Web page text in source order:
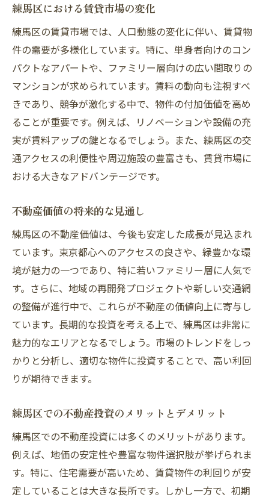
住民ニーズに応える物件提供
ローン返済計画の見直しと最適化
成功事例から学ぶ利回り改善策
不動産投資で練馬区の魅力を最大限に引き出す
方法
練馬区の住環境と自然の魅力を活用する
文化施設と地域イベントを活かしたマーケ
ティング
地域のブランド価値を高める施策
地域住民とのコミュニケーションの強化
地域密着型の不動産運営手法
練馬区での不動産投資で注意すべきリスクとそ
の回避法
法規制の変更とその影響を事前に把握する
自然災害リスクとその対策
賃貸トラブルの防止と解決策
投資詐欺の見抜き方と予防策
空室リスクとその低減方法
不動産利回りを最大化するための練馬区の地域
特性活用法
地域特有の魅力を活かした投資アプローチ
交通インフラの発展と不動産価値の関連性
教育機関の充実度を利用した賃貸需要の創
練馬区における賃貸市場の変化
練馬区の賃貸市場では、人口動態の変化に伴い、賃貸物
件の需要が多様化しています。特に、単身者向けのコン
パクトなアパートや、ファミリー層向けの広い間取りの
マンションが求められています。賃料の動向も注視すべ
きであり、競争が激化する中で、物件の付加価値を高め
ることが重要です。例えば、リノベーションや設備の充
実が賃料アップの鍵となるでしょう。また、練馬区の交
通アクセスの利便性や周辺施設の豊富さも、賃貸市場に
おける大きなアドバンテージです。
不動産価値の将来的な見通し
練馬区の不動産価値は、今後も安定した成長が見込まれ
ています。東京都心へのアクセスの良さや、緑豊かな環
境が魅力の一つであり、特に若いファミリー層に人気で
す。さらに、地域の再開発プロジェクトや新しい交通網
の整備が進行中で、これらが不動産の価値向上に寄与し
ています。長期的な投資を考える上で、練馬区は非常に
魅力的なエリアとなるでしょう。市場のトレンドをしっ
かりと分析し、適切な物件に投資することで、高い利回
りが期待できます。
練馬区での不動産投資のメリットとデメリット
練馬区での不動産投資には多くのメリットがあります。
例えば、地価の安定性や豊富な物件選択肢が挙げられま
す。特に、住宅需要が高いため、賃貸物件の利回りが安
定していることは大きな長所です。しかし一方で、初期